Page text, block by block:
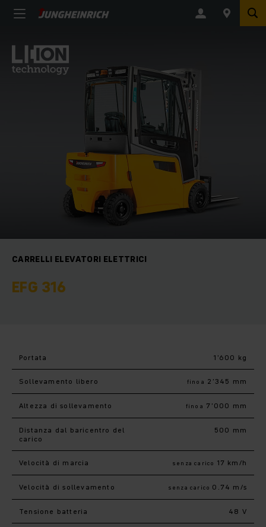
CARRELLI ELEVATORI ELETTRICI
EFG 316
Portata 1’600 kg
Sollevamento libero fino a 2’345 mm
Altezza di sollevamento fino a 7’000 mm
Distanza dal baricentro del
carico
500 mm
Velocità di marcia senza carico 17 km/h
Velocità di sollevamento senza carico 0.74 m/s
Tensione batteria 48 V